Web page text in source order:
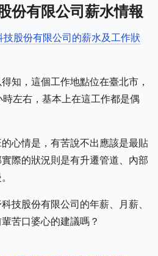
份有限公司薪水情報
股份有限公司的薪水及工作狀
知，這個工作地點位在臺北市，
左右，基本上在這工作都是偶
心情是，有苦說不出應該是最貼
際的狀況則是有升遷管道、內部
技股份有限公司的年薪、月薪、
苦口婆心的建議嗎？